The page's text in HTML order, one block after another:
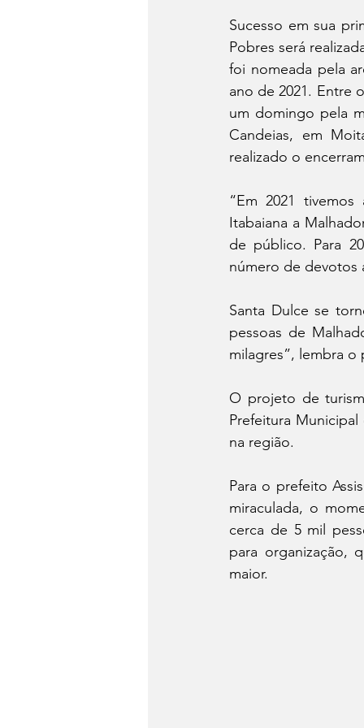
Sucesso em sua
Pobres será
foi nomeada pela
ano de 2021. Entre
um domingo pela
Candeias, em
realizado o
“Em 2021
Itabaiana a
de público. Para
número de devotos
Santa Dulce se
pessoas de
milagres”, lembra
O projeto de
Prefeitura
na região.
Para o prefeito
miraculada, o
cerca de 5 mil
para organização,
maior.